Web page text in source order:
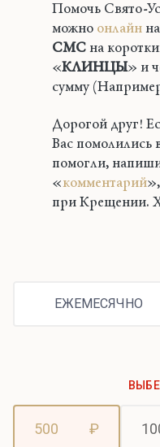
Помочь Свято-
можно онлайн
СМС на
«КЛИНЦЫ» и
сумму
Дорогой друг!
Вас помолились
помогли,
«комментарий
при Крещении.
ЕЖЕМЕСЯЧНО
500 ₽